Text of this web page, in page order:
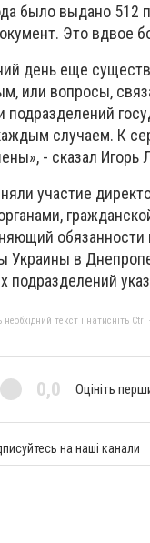
было выдано 512
Это вдвое
день еще
или вопросы,
подразделений
случаем. К
- сказал Игорь
участие
обязанности
Украины в
подразделений
текст і натисніть
0,0 Оцініть
на наші канали